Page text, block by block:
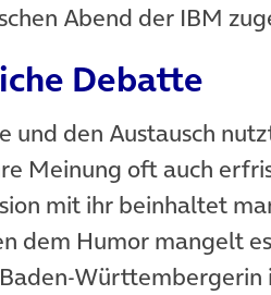
Abend der IBM
Debatte
und den Austausch
Meinung oft auch
mit ihr beinhaltet
in neuem Tab)
dem Humor mangelt
in neuem Tab)
Württembergerin